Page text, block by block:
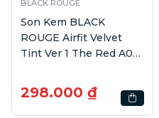
BLACK ROUGE
Son Kem BLACK
ROUGE Airfit Velvet
Tint Ver 1 The Red A01
298.000 ₫